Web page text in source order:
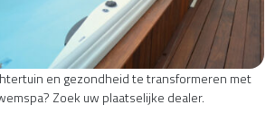
en gezondheid te transformeren met
Zoek uw plaatselijke dealer.